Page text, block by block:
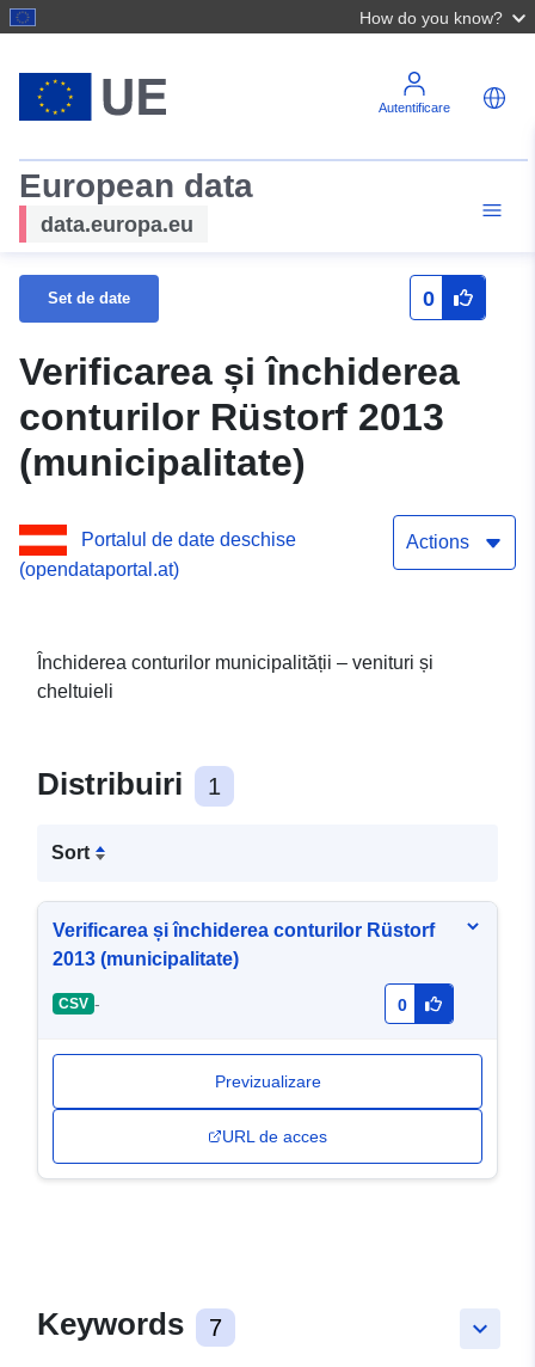
How do you know?
Autentificare
European data
data.europa.eu
Set de date 0
Verificarea și închiderea
conturilor Rüstorf 2013
(municipalitate)
Portalul de date deschise
(opendataportal.at)
Actions
Închiderea conturilor municipalității – venituri și
cheltuieli
Distribuiri 1
Sort
Verificarea și închiderea conturilor Rüstorf
2013 (municipalitate)
CSV - 0
Previzualizare
URL de acces
keyboard_arrow_down
Keywords 7